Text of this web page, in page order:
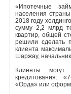
Кабинет
«Ипотечные
населения
2018 году
сумму 2,2 млрд
квартир, общей
решили сделать
клиента
Шаржау,
Клиенты
кредитования:
«Орда» или